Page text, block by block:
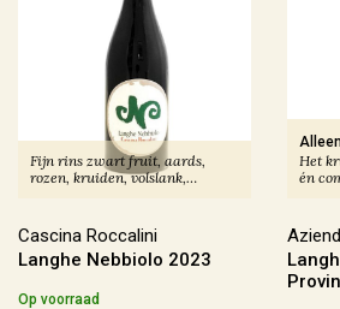
In omschakeling
Duurzaam
(12)
Geschikt voor veganisten
Nee(3)
Fijn rins zwart fruit, aards,
rozen, kruiden, volslank,
Cascina Roccalini
Langhe Nebbiolo 2023
Op voorraad
Het
én